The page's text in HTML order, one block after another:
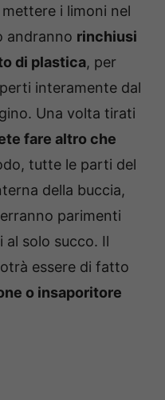
i limoni nel
andranno rinchiusi
di plastica, per
interamente dal
Una volta tirati
fare altro che
tutte le parti del
della buccia,
parimenti
solo succo. Il
essere di fatto
o insaporitore